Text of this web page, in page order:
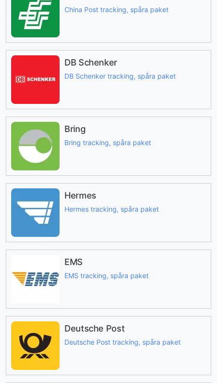
China Post tracking, spåra paket
DB Schenker
DB Schenker tracking, spåra paket
Bring
Bring tracking, spåra paket
Hermes
Hermes tracking, spåra paket
EMS
EMS tracking, spåra paket
Deutsche Post
Deutsche Post tracking, spåra paket